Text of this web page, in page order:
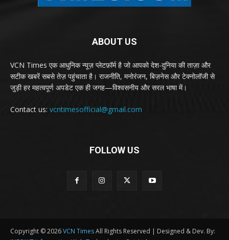
ABOUT US
VCN Times एक आधुनिक न्यूज़ प्लेटफ़ॉर्म है जो आपको देश-दुनिया की ताज़ा और
सटीक खबरें सबसे तेज़ पहुंचाता है। राजनीति, मनोरंजन, बिज़नेस और टेक्नोलॉजी से
जुड़ी हर महत्वपूर्ण अपडेट एक ही जगह—विश्वसनीय और सरल भाषा में।
Contact us: vcntimesofficial@gmail.com
FOLLOW US
Copyright © 2026VCN TimesAll Rights Reserved | Designed & Dev. By: